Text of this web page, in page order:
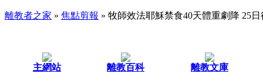
離教者之家 » 焦點剪報 » 牧師效法耶穌禁食40天體重劇降 25
主網站 離教百科 離教文庫